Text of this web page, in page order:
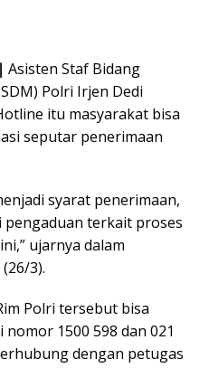
| Asisten Staf Bidang
Polri Irjen Dedi
itu masyarakat bisa
seputar penerimaan
syarat penerimaan,
pengaduan terkait proses
ujarnya dalam
3).
Polri tersebut bisa
1500 598 dan 021
dengan petugas